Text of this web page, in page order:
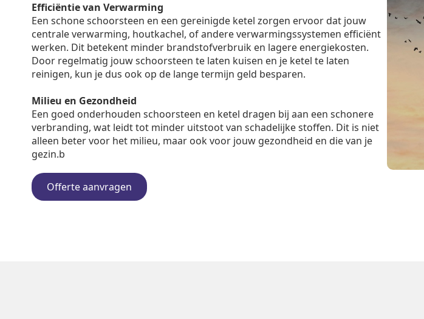
Efficiëntie van Verwarming
Een schone schoorsteen en een gereinigde ketel zorgen ervoor dat jouw
centrale verwarming, houtkachel, of andere verwarmingssystemen efficiënt
werken. Dit betekent minder brandstofverbruik en lagere energiekosten.
Door regelmatig jouw schoorsteen te laten kuisen en je ketel te laten
reinigen, kun je dus ook op de lange termijn geld besparen.
Milieu en Gezondheid
Een goed onderhouden schoorsteen en ketel dragen bij aan een schonere
verbranding, wat leidt tot minder uitstoot van schadelijke stoffen. Dit is niet
alleen beter voor het milieu, maar ook voor jouw gezondheid en die van je
gezin.b
Offerte aanvragen